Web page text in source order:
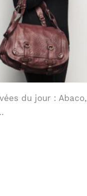
du jour : Abaco,